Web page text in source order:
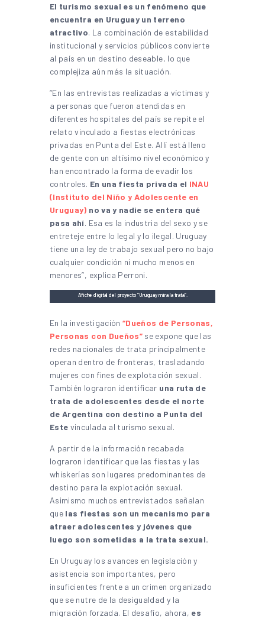
El turismo sexual es un fenómeno que
encuentra en Uruguay un terreno
atractivo. La combinación de estabilidad
institucional y servicios públicos convierte
al país en un destino deseable, lo que
complejiza aún más la situación.
“En las entrevistas realizadas a víctimas y
a personas que fueron atendidas en
diferentes hospitales del país se repite el
relato vinculado a fiestas electrónicas
privadas en Punta del Este. Allí está lleno
de gente con un altísimo nivel económico y
han encontrado la forma de evadir los
controles. En una fiesta privada el INAU
(Instituto del Niño y Adolescente en
Uruguay) no va y nadie se entera qué
pasa ahí. Esa es la industria del sexo y se
entreteje entre lo legal y lo ilegal. Uruguay
tiene una ley de trabajo sexual pero no bajo
cualquier condición ni mucho menos en
menores”, explica Perroni.
Afiche digital del proyecto “Uruguay mira la trata”.
En la investigación “Dueños de Personas,
Personas con Dueños” se expone que las
redes nacionales de trata principalmente
operan dentro de fronteras, trasladando
mujeres con fines de explotación sexual.
También lograron identificar una ruta de
trata de adolescentes desde el norte
de Argentina con destino a Punta del
Este vinculada al turismo sexual.
A partir de la información recabada
lograron identificar que las fiestas y las
whiskerías son lugares predominantes de
destino para la explotación sexual.
Asimismo muchos entrevistados señalan
que las fiestas son un mecanismo para
atraer adolescentes y jóvenes que
luego son sometidas a la trata sexual.
En Uruguay los avances en legislación y
asistencia son importantes, pero
insuficientes frente a un crimen organizado
que se nutre de la desigualdad y la
migración forzada. El desafío, ahora, es